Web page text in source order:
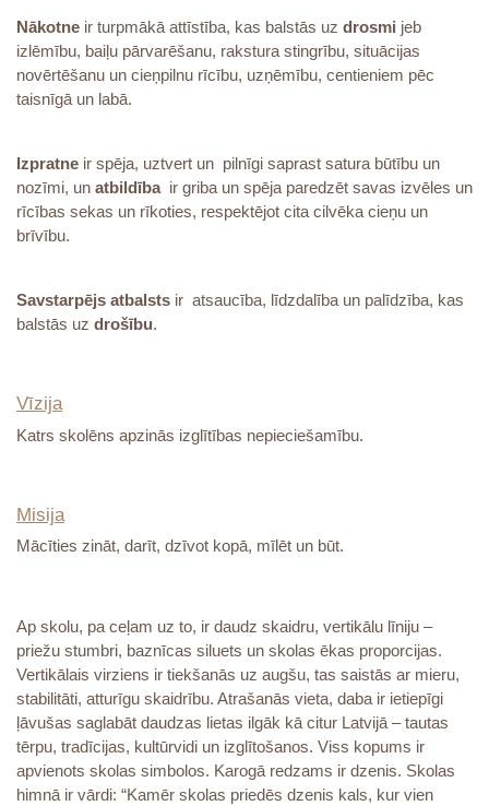
Nākotne ir turpmākā attīstība, kas balstās uz drosmi jeb
izlēmību, baiļu pārvarēšanu, rakstura stingrību, situācijas
novērtēšanu un cieņpilnu rīcību, uzņēmību, centieniem pēc
taisnīgā un labā.
Izpratne ir spēja, uztvert un pilnīgi saprast satura būtību un
nozīmi, un atbildībair griba un spēja paredzēt savas izvēles un
rīcības sekas un rīkoties, respektējot cita cilvēka cieņu un
brīvību.
Savstarpējs atbalsts ir atsaucība, līdzdalība un palīdzība, kas
balstās uz drošību.
Vīzija
Katrs skolēns apzinās izglītības nepieciešamību.
Misija
Mācīties zināt, darīt, dzīvot kopā, mīlēt un būt.
Ap skolu, pa ceļam uz to, ir daudz skaidru, vertikālu līniju –
priežu stumbri, baznīcas siluets un skolas ēkas proporcijas.
Vertikālais virziens ir tiekšanās uz augšu, tas saistās ar mieru,
stabilitāti, atturīgu skaidrību. Atrašanās vieta, daba ir ietiepīgi
ļāvušas saglabāt daudzas lietas ilgāk kā citur Latvijā – tautas
tērpu, tradīcijas, kultūrvidi un izglītošanos. Viss kopums ir
apvienots skolas simbolos. Karogā redzams ir dzenis. Skolas
himnā ir vārdi: “Kamēr skolas priedēs dzenis kals, kur vien